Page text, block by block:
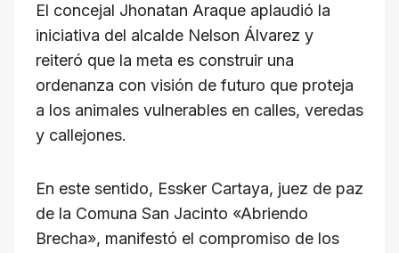
El concejal Jhonatan Araque aplaudió la
iniciativa del alcalde Nelson Álvarez y
reiteró que la meta es construir una
ordenanza con visión de futuro que proteja
a los animales vulnerables en calles, veredas
y callejones.
En este sentido, Essker Cartaya, juez de paz
de la Comuna San Jacinto «Abriendo
Brecha», manifestó el compromiso de los